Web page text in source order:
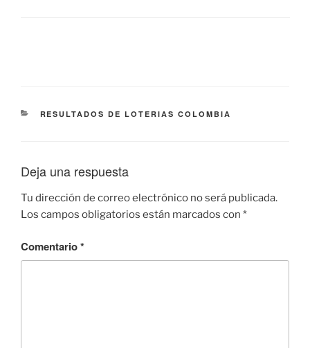
CATEGORÍAS
RESULTADOS DE LOTERIAS COLOMBIA
Deja una respuesta
Tu dirección de correo electrónico no será publicada.
Los campos obligatorios están marcados con *
Comentario*